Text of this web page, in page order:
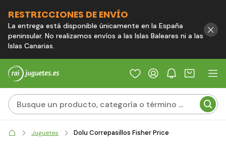
RESTRICCIONES DE ENVÍO
La entrega está disponible únicamente en la España
peninsular. No realizamos envíos a las Islas Baleares ni a las
Islas Canarias.
Juguetes Dolu Correpasillos Fisher Price